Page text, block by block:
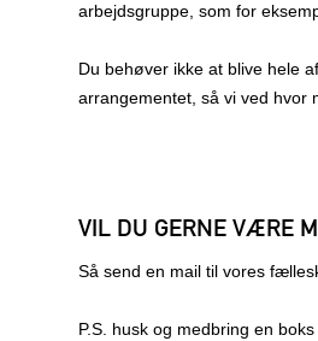
arbejdsgruppe, som for
Du behøver ikke at blive hele
arrangementet, så vi ved hvor
VIL DU GERNE VÆRE
Så send en mail til vores
P.S. husk og medbring en